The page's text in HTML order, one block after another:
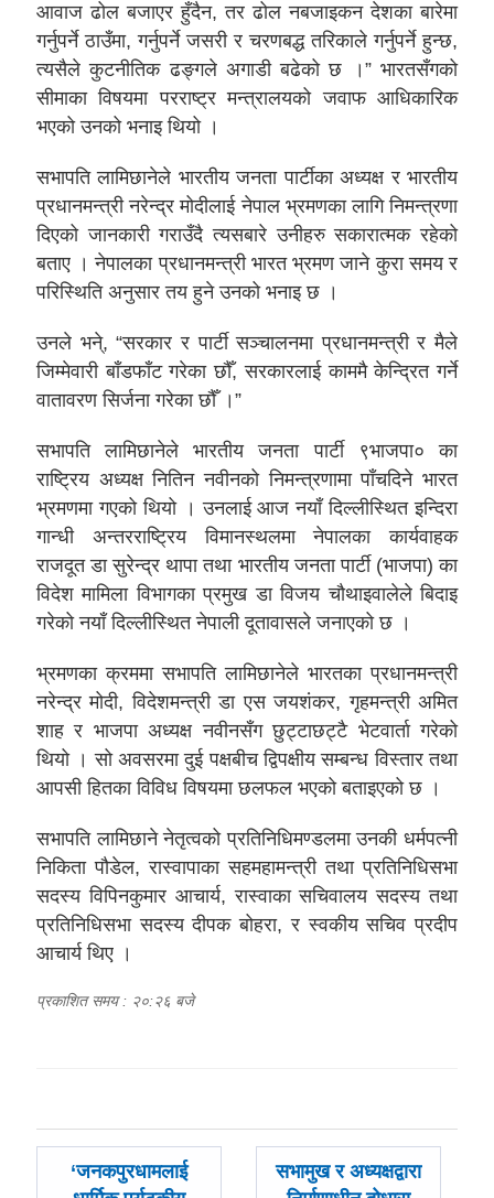
आवाज ढोल बजाएर हुँदैन, तर ढोल नबजाइकन देशका बारेमा
गर्नुपर्ने ठाउँमा, गर्नुपर्ने जसरी र चरणबद्ध तरिकाले गर्नुपर्ने हुन्छ,
त्यसैले कुटनीतिक ढङ्गले अगाडी बढेको छ ।” भारतसँगको
सीमाका विषयमा परराष्ट्र मन्त्रालयको जवाफ आधिकारिक
भएको उनको भनाइ थियो ।
सभापति लामिछानेले भारतीय जनता पार्टीका अध्यक्ष र भारतीय
प्रधानमन्त्री नरेन्द्र मोदीलाई नेपाल भ्रमणका लागि निमन्त्रणा
दिएको जानकारी गराउँदै त्यसबारे उनीहरु सकारात्मक रहेको
बताए । नेपालका प्रधानमन्त्री भारत भ्रमण जाने कुरा समय र
परिस्थिति अनुसार तय हुने उनको भनाइ छ ।
उनले भने्, “सरकार र पार्टी सञ्चालनमा प्रधानमन्त्री र मैले
जिम्मेवारी बाँडफाँट गरेका छौँ, सरकारलाई काममै केन्द्रित गर्ने
वातावरण सिर्जना गरेका छौँ ।”
सभापति लामिछानेले भारतीय जनता पार्टी ९भाजपा० का
राष्ट्रिय अध्यक्ष नितिन नवीनको निमन्त्रणामा पाँचदिने भारत
भ्रमणमा गएको थियो । उनलाई आज नयाँ दिल्लीस्थित इन्दिरा
गान्धी अन्तरराष्ट्रिय विमानस्थलमा नेपालका कार्यवाहक
राजदूत डा सुरेन्द्र थापा तथा भारतीय जनता पार्टी (भाजपा) का
विदेश मामिला विभागका प्रमुख डा विजय चौथाइवालेले बिदाइ
गरेको नयाँ दिल्लीस्थित नेपाली दूतावासले जनाएको छ ।
भ्रमणका क्रममा सभापति लामिछानेले भारतका प्रधानमन्त्री
नरेन्द्र मोदी, विदेशमन्त्री डा एस जयशंकर, गृहमन्त्री अमित
शाह र भाजपा अध्यक्ष नवीनसँग छुट्टाछट्टै भेटवार्ता गरेको
थियो । सो अवसरमा दुई पक्षबीच द्विपक्षीय सम्बन्ध विस्तार तथा
आपसी हितका विविध विषयमा छलफल भएको बताइएको छ ।
सभापति लामिछाने नेतृत्वको प्रतिनिधिमण्डलमा उनकी धर्मपत्नी
निकिता पौडेल, रास्वापाका सहमहामन्त्री तथा प्रतिनिधिसभा
सदस्य विपिनकुमार आचार्य, रास्वाका सचिवालय सदस्य तथा
प्रतिनिधिसभा सदस्य दीपक बोहरा, र स्वकीय सचिव प्रदीप
आचार्य थिए ।
प्रकाशित समय : २०:२६ बजे
पछिल्लाे
‘जनकपुरधामलाई
अघिल्लाे
सभामुख र अध्यक्षद्वारा